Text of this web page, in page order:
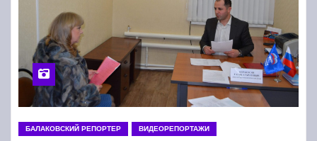
БАЛАКОВСКИЙ РЕПОРТЕР ВИДЕОРЕПОРТАЖИ